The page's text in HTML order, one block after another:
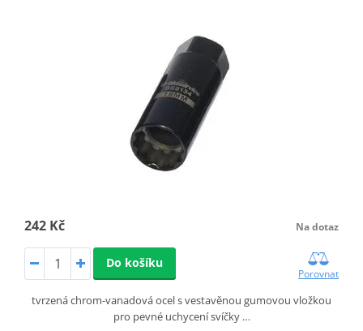
242 Kč Na dotaz
Do košíku
Porovnat
tvrzená chrom-vanadová ocel s vestavěnou gumovou vložkou
pro pevné uchycení svíčky …